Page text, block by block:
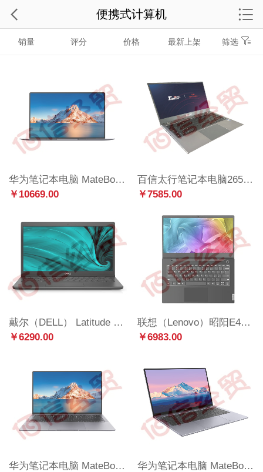
销量 评分 价格 最新上架 筛选
华为笔记本电脑 MateBook B7-420 14.2英寸轻薄本 (i5-1240P 16G 512G)WIN11 深空灰
￥10669.00
百信太行笔记本电脑265BA /飞腾 FT-2000/4 核移动版处理器/8G/256G/2G/14英寸（含系统）
￥7585.00
戴尔（DELL） Latitude 3420 商用办公 笔记本电脑 ( I5-1135G7/16G/512G固态/14英寸/包鼠/WI11专业版）
￥6290.00
联想（Lenovo）昭阳E4-ITL I7-1195G7/8G/512G/集成显卡/win10/14英寸
￥6983.00
华为笔记本电脑 MateBook B7-420 14.2英寸轻薄本 (i7-1260P 16G 512G)WIN11 深空灰
华为笔记本电脑 MateBook B3-430 14英寸轻薄本 (i7-1260P 16G 512G)WIN11 深空灰
便携式计算机